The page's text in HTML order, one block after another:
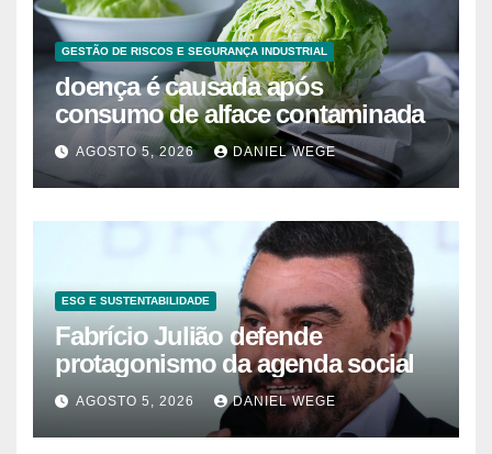
GESTÃO DE RISCOS E SEGURANÇA INDUSTRIAL
doença é causada após
consumo de alface contaminada
AGOSTO 5, 2026 DANIEL WEGE
ESG E SUSTENTABILIDADE
Fabrício Julião defende
protagonismo da agenda social
AGOSTO 5, 2026 DANIEL WEGE